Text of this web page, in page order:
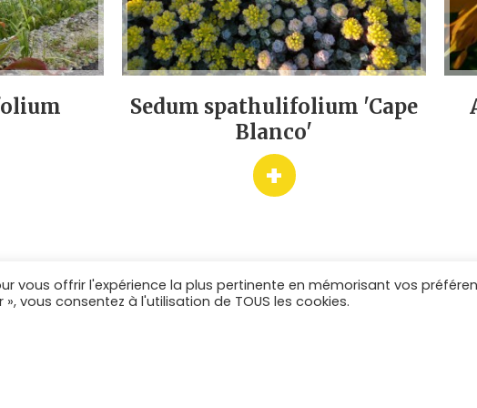
Sedum spathulifolium 'Cape
Blanco'
+
LES PLANTES NOS SERVICES
vous offrir l'expérience la plus pertinente en mémorisant vos
vous consentez à l'utilisation de TOUS les cookies.